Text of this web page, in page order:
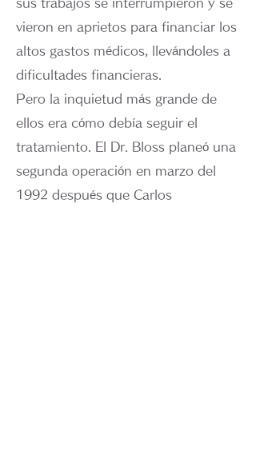
sus trabajos se interrumpieron y se
vieron en aprietos para financiar los
altos gastos médicos, llevándoles a
dificultades financieras.
Pero la inquietud más grande de
ellos era cómo debía seguir el
tratamiento. El Dr. Bloss planeó una
segunda operación en marzo del
1992 después que Carlos